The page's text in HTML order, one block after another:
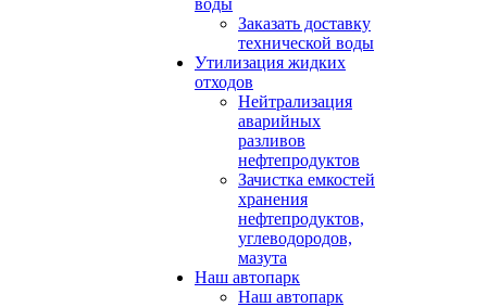
воды
Заказать доставку
технической воды
Утилизация жидких
отходов
Нейтрализация
аварийных
разливов
нефтепродуктов
Зачистка емкостей
хранения
нефтепродуктов,
углеводородов,
мазута
Наш автопарк
Наш автопарк